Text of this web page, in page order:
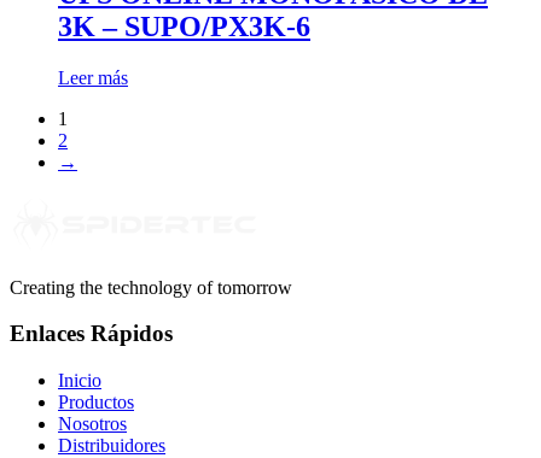
3K – SUPO/PX3K-6
Leer más
1
2
→
Creating the technology of tomorrow
Enlaces Rápidos
Inicio
Productos
Nosotros
Distribuidores